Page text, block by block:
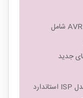
پشتبانی از تمامی میکروکنترلرهای خانواده AVR شامل
جدید
دارای خروجی استاندارد PDI، TPIو دو مدل ISP استاندارد